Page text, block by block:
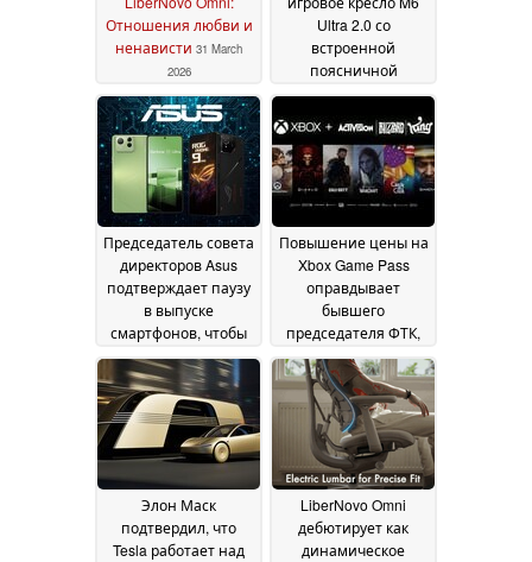
Отношения любви и
ненависти 31 March
2026
Ultra 2.0 со
встроенной
поясничной
поддержкой и
системой подогрева
и охлаждения06
February 2026
Председатель совета
директоров Asus
подтверждает паузу
в выпуске
смартфонов, чтобы
сосредоточиться на
технологиях ИИ,
таких как умные
очки19 January 2026
Повышение цены на
Xbox Game Pass
оправдывает
бывшего
председателя ФТК,
который выступал
против
приобретения
Activision Blizzard04
October 2025
Элон Маск
подтвердил, что
Tesla работает над
LiberNovo Omni
дебютирует как
динамическое